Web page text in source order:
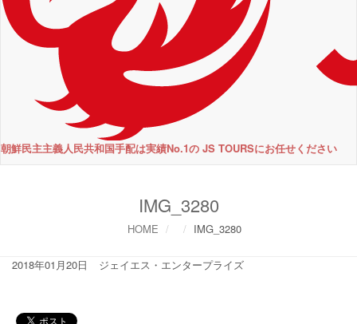
朝鮮民主主義人民共和国手配は実績No.1の JS TOURSにお任せください
IMG_3280
HOME IMG_3280
2018年01月20日 ジェイエス・エンタープライズ